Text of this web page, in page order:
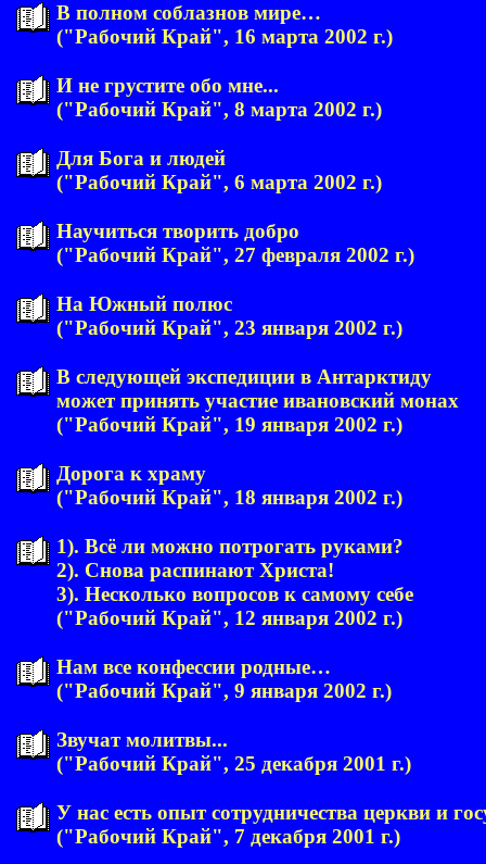
В полном соблазнов мире…
("Рабочий Край", 16 марта 2002 г.)
И не грустите обо мне...
("Рабочий Край", 8 марта 2002 г.)
Для Бога и людей
("Рабочий Край", 6 марта 2002 г.)
Научиться творить добро
("Рабочий Край", 27 февраля 2002 г.)
На Южный полюс
("Рабочий Край", 23 января 2002 г.)
В следующей экспедиции в Антарктиду
может принять участие ивановский монах
("Рабочий Край", 19 января 2002 г.)
Дорога к храму
("Рабочий Край", 18 января 2002 г.)
1). Всё ли можно потрогать руками?
2). Снова распинают Христа!
3). Несколько вопросов к самому себе
("Рабочий Край", 12 января 2002 г.)
Нам все конфессии родные…
("Рабочий Край", 9 января 2002 г.)
Звучат молитвы...
("Рабочий Край", 25 декабря 2001 г.)
У нас есть опыт сотрудничества церкви и
("Рабочий Край", 7 декабря 2001 г.)